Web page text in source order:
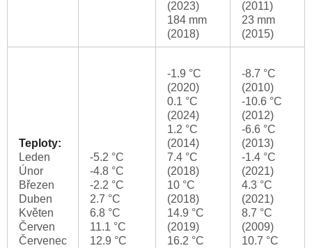
(2023)
184 mm
(2018)
(2011)
23 mm
(2015)
Teploty:
Leden
Únor
Březen
Duben
Květen
Červen
Červenec
-5.2 °C
-4.8 °C
-2.2 °C
2.7 °C
6.8 °C
11.1 °C
12.9 °C
-1.9 °C
(2020)
0.1 °C
(2024)
1.2 °C
(2014)
7.4 °C
(2018)
10 °C
(2018)
14.9 °C
(2019)
16.2 °C
-8.7 °C
(2010)
-10.6 °C
(2012)
-6.6 °C
(2013)
-1.4 °C
(2021)
4.3 °C
(2021)
8.7 °C
(2009)
10.7 °C